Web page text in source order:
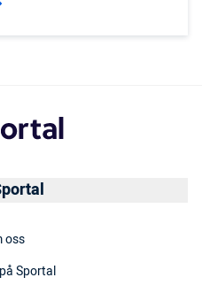
oss
Sportal